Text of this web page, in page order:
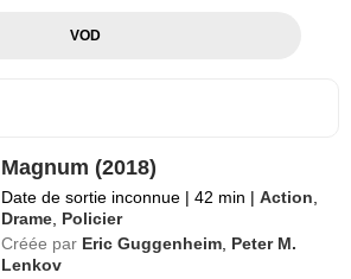
VOD
Magnum (2018)
Date de sortie inconnue | 42 min | Action
Drame Policier
Créée par Eric Guggenheim Peter M.
Lenkov